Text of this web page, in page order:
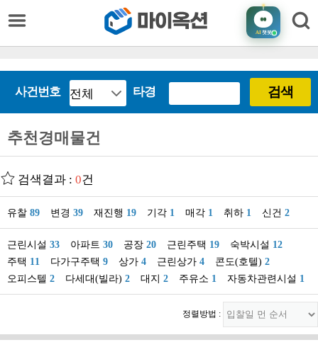
AI챗봇
사건번호 타경 검색
추천경매물건
검색결과 : 0건
유찰 89 변경 39 재진행 19 기각 1 매각 1 취하 1 신건 2
근린시설 33 아파트 30 공장 20 근린주택 19 숙박시설 12
주택 11 다가구주택 9 상가 4 근린상가 4 콘도(호텔) 2
오피스텔 2 다세대(빌라) 2 대지 2 주유소 1 자동차관련시설 1
정렬방법 :